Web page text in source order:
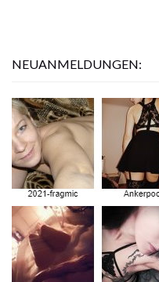
NEUANMELDUNGEN: